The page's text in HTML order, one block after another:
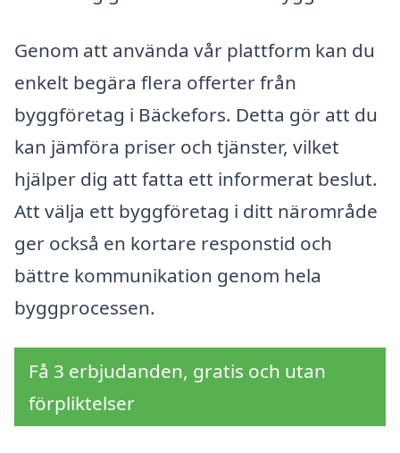
Genom att använda vår plattform kan du
enkelt begära flera offerter från
byggföretag i Bäckefors. Detta gör att du
kan jämföra priser och tjänster, vilket
hjälper dig att fatta ett informerat beslut.
Att välja ett byggföretag i ditt närområde
ger också en kortare responstid och
bättre kommunikation genom hela
byggprocessen.
Få 3 erbjudanden, gratis och utan
förpliktelser